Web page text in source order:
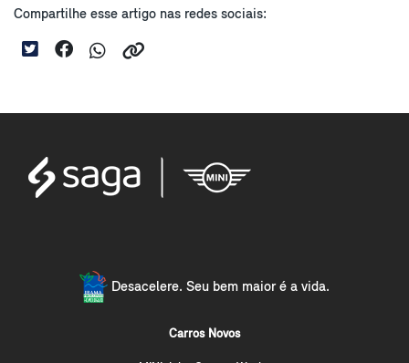
Compartilhe esse artigo nas redes sociais:
Desacelere. Seu bem maior é a vida.
Carros Novos